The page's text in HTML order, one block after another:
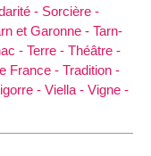
- Sorcière -
et Garonne - Tarn-
- Terre - Théâtre -
France - Tradition -
- Viella - Vigne -